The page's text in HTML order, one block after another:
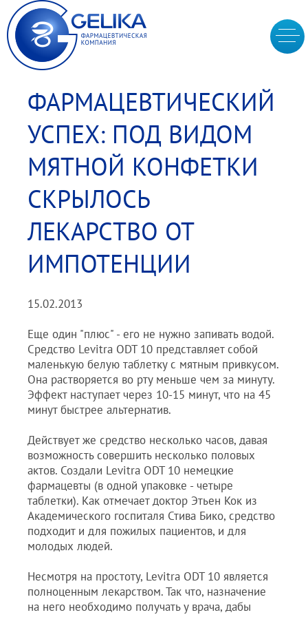
ФАРМАЦЕВТИЧЕСКИЙ
УСПЕХ: ПОД ВИДОМ
МЯТНОЙ КОНФЕТКИ
СКРЫЛОСЬ
ЛЕКАРСТВО ОТ
ИМПОТЕНЦИИ
15.02.2013
Еще один "плюс" - его не нужно запивать водой.
Средство Levitra ODT 10 представляет собой
маленькую белую таблетку с мятным привкусом.
Она растворяется во рту меньше чем за минуту.
Эффект наступает через 10-15 минут, что на 45
минут быстрее альтернатив.
Действует же средство несколько часов, давая
возможность совершить несколько половых
актов. Создали Levitra ODT 10 немецкие
фармацевты (в одной упаковке - четыре
таблетки). Как отмечает доктор Этьен Кок из
Академического госпиталя Стива Бико, средство
подходит и для пожилых пациентов, и для
молодых людей.
Несмотря на простоту, Levitra ODT 10 является
полноценным лекарством. Так что, назначение
на него необходимо получать у врача, дабы